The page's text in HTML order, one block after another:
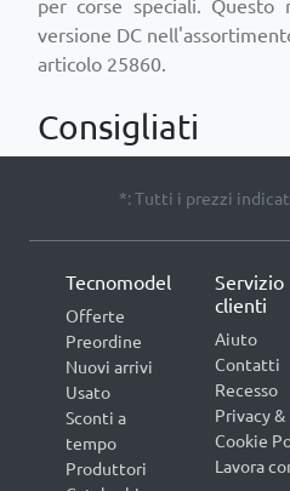
versione DC
Consigliati
*: Tutti i prezzi
Tecnomodel
Offerte
Preordine
Nuovi arrivi
Usato
Sconti a
tempo
Produttori
Servizio
clienti
Aiuto
Contatti
Recesso
Privacy &
Cookie
Lavora